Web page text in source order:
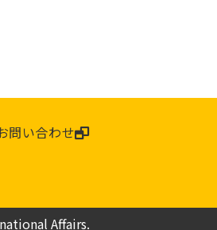
問い合わせ
Affairs.